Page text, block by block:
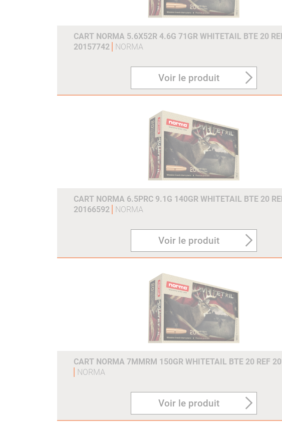
CART NORMA 5.6X52R 4.6G 71GR WHITETAIL BTE 20
20157742
NORMA
Voir le produit
CART NORMA 6.5PRC 9.1G 140GR WHITETAIL BTE 20
20166592
NORMA
Voir le produit
CART NORMA 7MMRM 150GR WHITETAIL BTE 20 REF
NORMA
Voir le produit